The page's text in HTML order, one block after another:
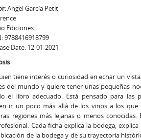
Angel García Petit
Ediciones
9788416918799
Date: 12-01-2021
tiene interés o curiosidad en echar un
del mundo y quiere tener unas pequeñas
el libro adecuado. Está pensado para las
ir un poco más allá de los vinos a los
regiones más lejanas o menos
Cada ficha explica la bodega,
de la bodega y de su trayectoria